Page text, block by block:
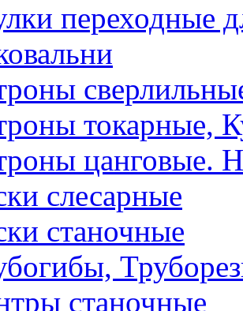
переходные
токарные,
цанговые.
слесарные
станочные
станочные